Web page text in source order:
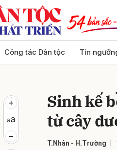
Công tác Dân tộc Tín
Sinh kế
từ cây
T.Nhân - H.Trường